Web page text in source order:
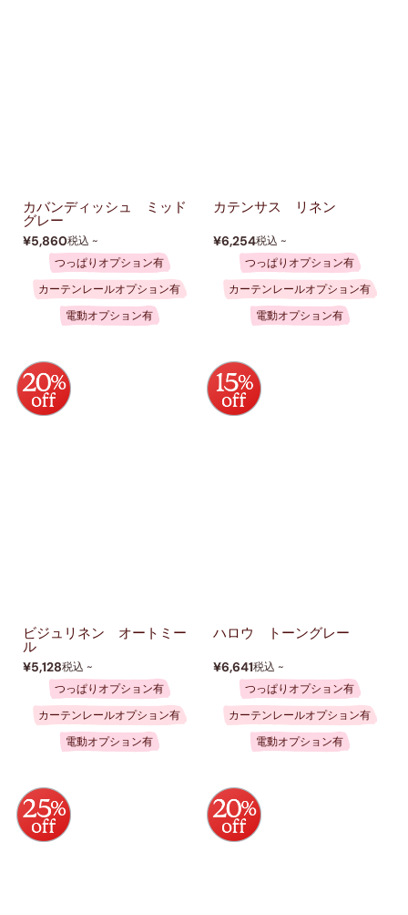
カバンディッシュ ミッド
グレー
¥5,860税込 ~
つっぱりオプション有
カーテンレールオプション有
電動オプション有
カテンサス リネン
¥6,254税込 ~
つっぱりオプション有
カーテンレールオプション有
電動オプション有
ビジュリネン オートミー
ル
¥5,128税込 ~
つっぱりオプション有
カーテンレールオプション有
電動オプション有
ハロウ トーングレー
¥6,641税込 ~
つっぱりオプション有
カーテンレールオプション有
電動オプション有